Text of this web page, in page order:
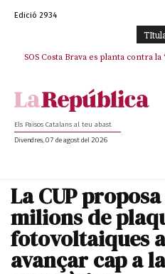
Edició 2934
SOS Costa Brava es planta contra
Els Països Catalans al teu abast
Divendres, 07 de agost del 2026
La CUP
milions de
fotovoltaiques a
avançar cap a